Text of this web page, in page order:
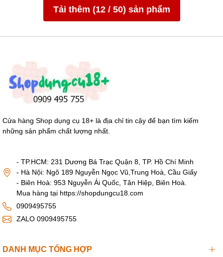
Trứng rung Cao Cấp Svakom ELVA Nhập khẩu USA với
25 cấp độ riêng lẻ, sướng hơn điểm G phụ nữ nhẹ nhàng
Tải thêm (12/ 50) sản phẩm
Cửa hàng Shop dụng cụ 18+ là địa chỉ tin cậy để bạn tìm kiếm
những sản phẩm chất lượng nhất.
- TP.HCM: 231 Dương Bá Trạc Quận 8, TP. Hồ Chí Minh
- Hà Nội: Ngõ 189 Nguyễn Ngọc Vũ,Trung Hoà, Cầu Giấy
- Biên Hoà: 953 Nguyễn Ái Quốc, Tân Hiệp, Biên Hoà.
Mua hàng tại https://shopdungcu18.com
0909495755
ZALO 0909495755
DANH MỤC TỔNG HỢP